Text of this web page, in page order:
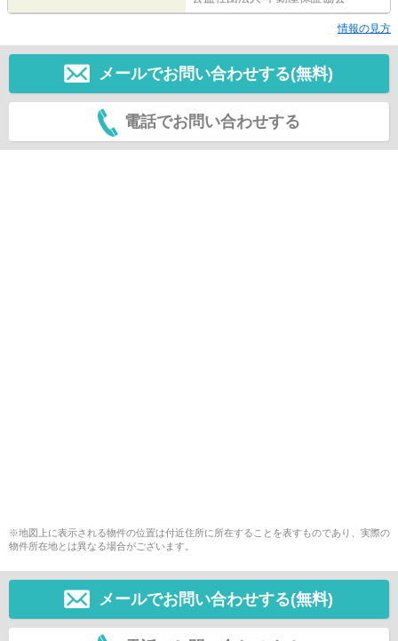
情報の見方
メールでお問い合わせする(無料)
電話でお問い合わせする
※地図上に表示される物件の位置は付近住所に所在することを表すものであり、実際の
物件所在地とは異なる場合がございます。
メールでお問い合わせする(無料)